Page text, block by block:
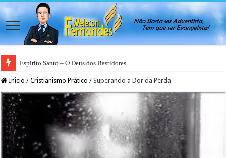
Espirito Santo – O Deus dos Bastidores
Inicio / Cristianismo Prático / Superando a Dor da Perda